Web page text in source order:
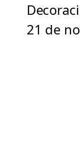
21 de